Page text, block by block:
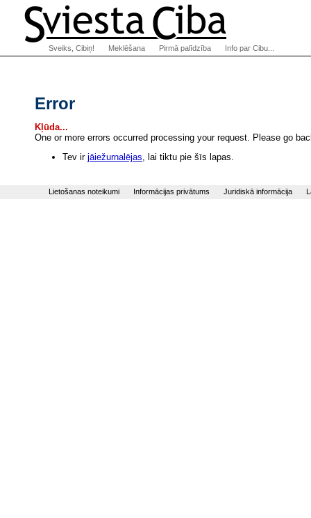
Error
Kļūda...
One or more errors occurred processing your request. Please go
Tev ir jāiežurnalējas, lai tiktu pie šīs lapas.
Sveiks, Cibiņ! Meklēšana Pirmā palīdzība Info par Cibu...
Lietošanas noteikumi Informācijas privātums Juridiskā informācija